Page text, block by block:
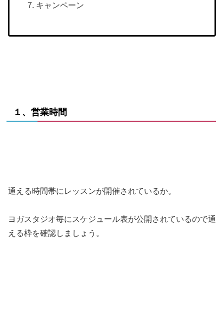
キャンペーン
１、営業時間
通える時間帯にレッスンが開催されているか。
ヨガスタジオ毎にスケジュール表が公開されているので通
える枠を確認しましょう。